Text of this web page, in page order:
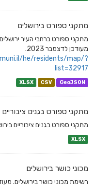
מתקני ספורט בירושלים
מתקני ספורט ברחבי העיר
מעודכן לדצמבר 2023.
he/residents/map/?
list=32917
XLSX CSV GeoJSON
מתקני ספורט בגנים ציבוריים
מתקני ספורט בגנים ציבוריים
XLSX
מכוני כושר בירושלים
רשימת מכוני כושר בירושלים.